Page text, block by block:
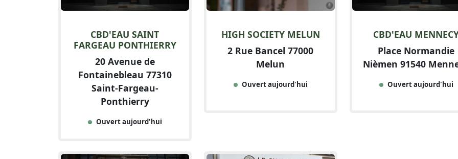
CBD'EAU SAINT
FARGEAU PONTHIERRY
20 Avenue de
Fontainebleau 77310
Saint-Fargeau-
Ponthierry
Ouvert aujourd'hui
HIGH SOCIETY MELUN
2 Rue Bancel 77000
Melun
Ouvert aujourd'hui
CBD'EAU
Place Normandie
Nièmen 91540
Ouvert aujourd'hui